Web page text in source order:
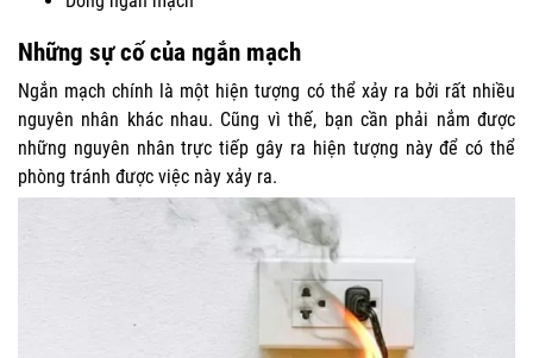
Những sự cố của ngắn mạch
Ngắn mạch chính là một hiện tượng có thể xảy ra bởi rất nhiều
nguyên nhân khác nhau. Cũng vì thế, bạn cần phải nắm được
những nguyên nhân trực tiếp gây ra hiện tượng này để có thể
phòng tránh được việc này xảy ra.